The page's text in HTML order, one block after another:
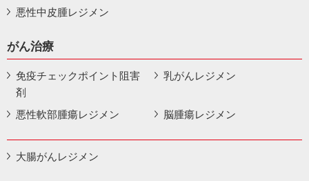
悪性中皮腫レジメン
がん治療
免疫チェックポイント阻害
剤
乳がんレジメン
悪性軟部腫瘍レジメン 脳腫瘍レジメン
大腸がんレジメン